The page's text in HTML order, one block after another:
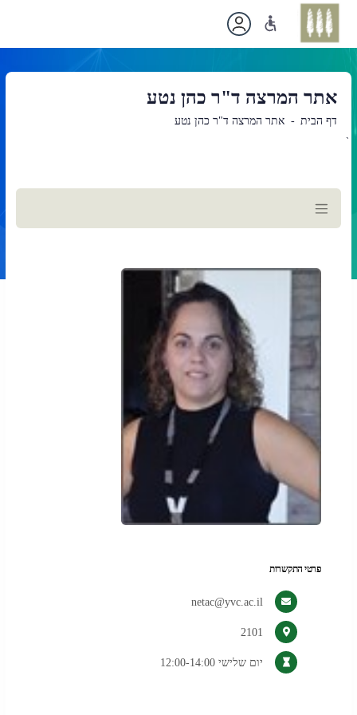
אתר המרצה ד"ר כהן נטע
דף הבית אתר המרצה ד"ר כהן נטע
`
תוכן
ראשי
פרטי התקשרות
netac@yvc.ac.il
2101
יום שלישי 12:00-14:00